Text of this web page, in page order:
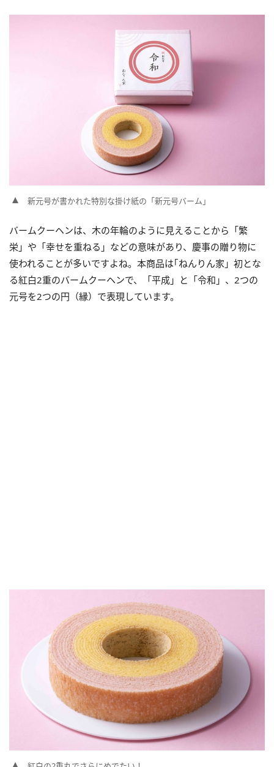
新元号が書かれた特別な掛け紙の「新元号バーム」
バームクーヘンは、木の年輪のように見えることから「繁
栄」や「幸せを重ねる」などの意味があり、慶事の贈り物に
使われることが多いですよね。本商品は｢ねんりん家」初とな
る紅白2重のバームクーヘンで、「平成」と「令和」、2つの
元号を2つの円（縁）で表現しています。